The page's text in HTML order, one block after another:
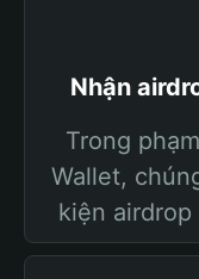
Nhận
Trong
Wallet,
kiện